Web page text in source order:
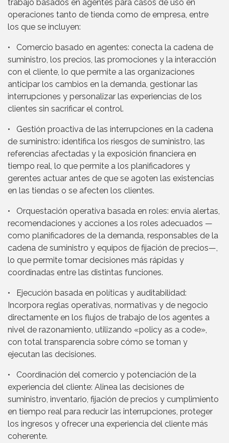
trabajo basados en agentes para casos de uso en
operaciones tanto de tienda como de empresa, entre
los que se incluyen:
• Comercio basado en agentes: conecta la cadena de
suministro, los precios, las promociones y la interacción
con el cliente, lo que permite a las organizaciones
anticipar los cambios en la demanda, gestionar las
interrupciones y personalizar las experiencias de los
clientes sin sacrificar el control.
• Gestión proactiva de las interrupciones en la cadena
de suministro: identifica los riesgos de suministro, las
referencias afectadas y la exposición financiera en
tiempo real, lo que permite a los planificadores y
gerentes actuar antes de que se agoten las existencias
en las tiendas o se afecten los clientes.
• Orquestación operativa basada en roles: envía alertas,
recomendaciones y acciones a los roles adecuados —
como planificadores de la demanda, responsables de la
cadena de suministro y equipos de fijación de precios—,
lo que permite tomar decisiones más rápidas y
coordinadas entre las distintas funciones.
• Ejecución basada en políticas y auditabilidad:
Incorpora reglas operativas, normativas y de negocio
directamente en los flujos de trabajo de los agentes a
nivel de razonamiento, utilizando «policy as a code»,
con total transparencia sobre cómo se toman y
ejecutan las decisiones.
• Coordinación del comercio y potenciación de la
experiencia del cliente: Alinea las decisiones de
suministro, inventario, fijación de precios y cumplimiento
en tiempo real para reducir las interrupciones, proteger
los ingresos y ofrecer una experiencia del cliente más
coherente.